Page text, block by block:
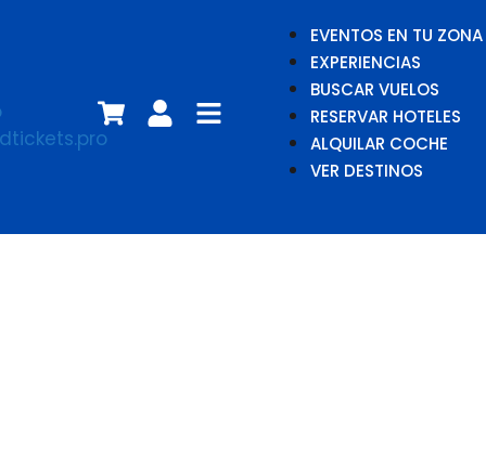
EVENTOS EN TU ZONA
EXPERIENCIAS
BUSCAR VUELOS
RESERVAR HOTELES
ALQUILAR COCHE
VER DESTINOS